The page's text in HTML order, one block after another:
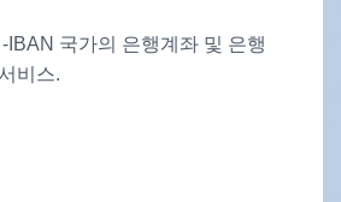
IBAN 국가의 은행계좌 및 은행
비스.